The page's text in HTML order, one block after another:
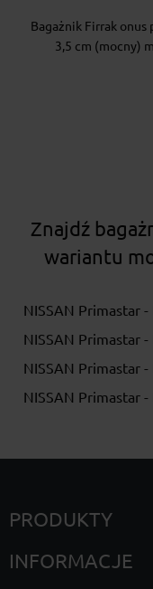
Bagażnik Firrak onus
3,5 cm (mocny)
Znajdź
wariantu
NISSAN Primastar -
NISSAN Primastar
NISSAN Primastar
NISSAN Primastar
PRODUKTY
INFORMACJE